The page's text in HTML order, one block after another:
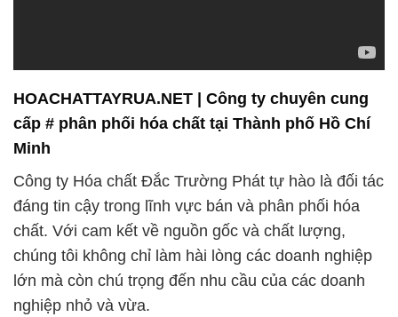
HOACHATTAYRUA.NET | Công ty chuyên cung
cấp # phân phối hóa chất tại Thành phố Hồ Chí
Minh
Công ty Hóa chất Đắc Trường Phát tự hào là đối tác
đáng tin cậy trong lĩnh vực bán và phân phối hóa
chất. Với cam kết về nguồn gốc và chất lượng,
chúng tôi không chỉ làm hài lòng các doanh nghiệp
lớn mà còn chú trọng đến nhu cầu của các doanh
nghiệp nhỏ và vừa.